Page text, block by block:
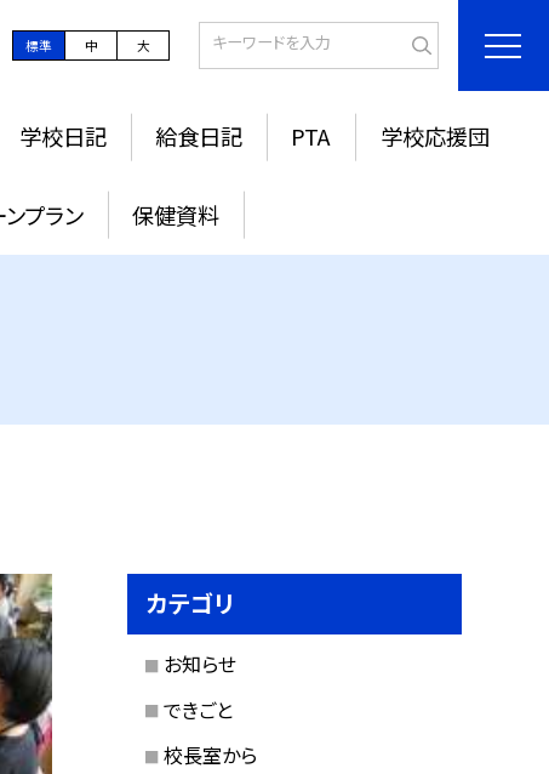
標準 中 大
学校日記 給食日記 PTA 学校応援団
プラン 保健資料
カテゴリ
お知らせ
できごと
校長室から